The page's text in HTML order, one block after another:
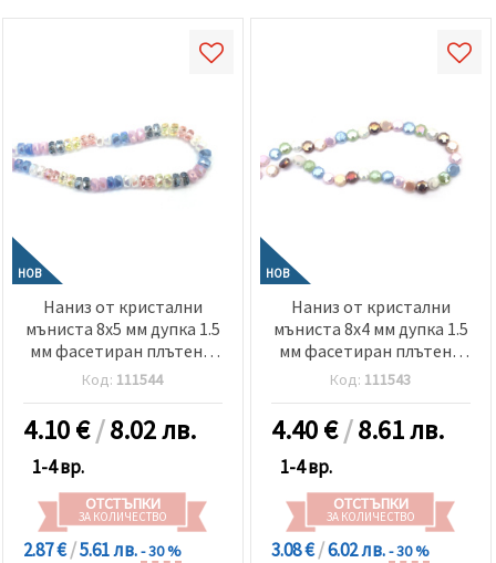
НОВ
Наниз от кристални
мъниста 8x5 мм дупка 1.5
мм фасетиран плътен и
прозрачен с AB
покритие цвят МИКС
~60 броя
Код: 111544
4.10€/8.02 лв.
1-4 вр.
ОТСТЪПКИ
ЗА КОЛИЧЕСТВО
2.87 €/5.61 лв.- 30 %
НОВ
Наниз от кристални
мъниста 8x4 мм дупка 1.5
мм фасетиран плътен с
AB покритие цвят
перлен МИКС ~40 броя
Код: 111543
4.40€/8.61 лв.
1-4 вр.
ОТСТЪПКИ
ЗА КОЛИЧЕСТВО
3.08 €/6.02 лв.- 30 %